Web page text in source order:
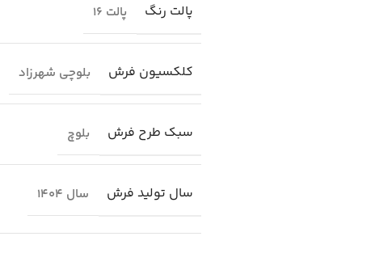
پالت رنگ پالت 16
کلکسیون فرش بلوچی شهرزاد
سبک طرح فرش بلوچ
سال تولید فرش سال 1404